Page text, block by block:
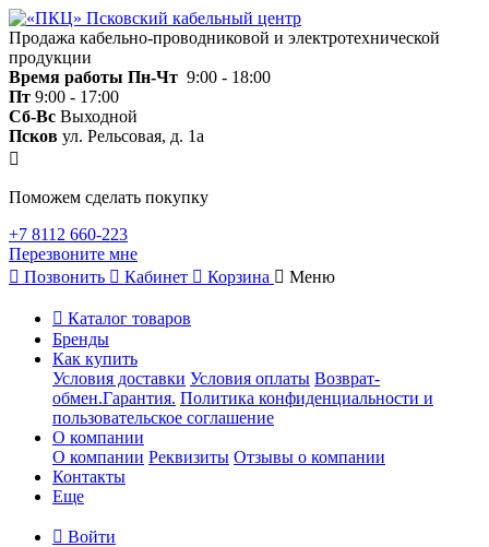
Продажа кабельно-проводниковой и электротехнической
продукции
Время работы Пн-Чт 9:00 - 18:00
Пт 9:00 - 17:00
Сб-Вс Выходной
Псков ул. Рельсовая, д. 1а
Поможем сделать покупку
+7 8112 660-223
Перезвоните мне
Позвонить
Кабинет Корзина Меню
Каталог товаров
Бренды
Как купить
Условия доставки Условия оплаты Возврат-
обмен.Гарантия. Политика конфиденциальности и
пользовательское соглашение
О компании
О компании Реквизиты Отзывы о компании
Контакты
Еще
Войти